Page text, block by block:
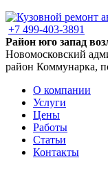
+7 499-403-3891
Район юго запад
Новомосковский
район Коммунарка,
О компании
Услуги
Цены
Работы
Статьи
Контакты